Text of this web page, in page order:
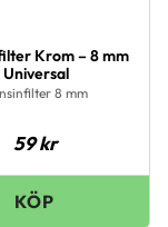
Krom – 8 mm
Universal
8 mm
59kr